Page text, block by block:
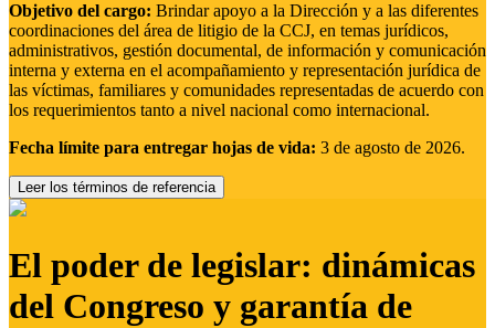
Objetivo del cargo: Brindar apoyo a la Dirección y a las diferentes
coordinaciones del área de litigio de la CCJ, en temas jurídicos,
administrativos, gestión documental, de información y comunicación
interna y externa en el acompañamiento y representación jurídica de
las víctimas, familiares y comunidades representadas de acuerdo con
los requerimientos tanto a nivel nacional como internacional.
Fecha límite para entregar hojas de vida: 3 de agosto de 2026.
Leer los términos de referencia
El poder de legislar: dinámicas
del Congreso y garantía de